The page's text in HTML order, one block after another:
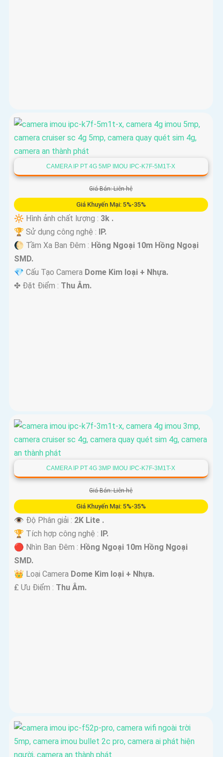
CAMERA IP PT 4G 5MP IMOU IPC-K7F-5M1T-X
Giá Bán: Liên hệ
Giá Khuyến Mại: 5%-35%
🔆 Hình ảnh chất lượng : 3k .
🏆 Sử dụng công nghệ : IP.
🌔 Tầm Xa Ban Đêm : Hồng Ngoại 10m Hồng Ngoại
SMD.
💎 Cấu Tạo Camera Dome Kim loại + Nhựa.
️✤ Đặt Điểm : Thu Âm.
CAMERA IP PT 4G 3MP IMOU IPC-K7F-3M1T-X
Giá Bán: Liên hệ
Giá Khuyến Mại: 5%-35%
👁 Độ Phân giải : 2K Lite .
🏆 Tích hợp công nghệ : IP.
🔴 Nhìn Ban Đêm : Hồng Ngoại 10m Hồng Ngoại
SMD.
👑 Loại Camera Dome Kim loại + Nhựa.
️₤ Ưu Điểm : Thu Âm.